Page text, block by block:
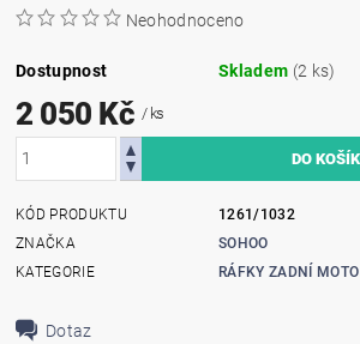
Neohodnoceno
Dostupnost Skladem (2 ks)
2 050 Kč / ks
KÓD PRODUKTU
1261/1032
ZNAČKA
SOHOO
KATEGORIE
RÁFKY ZADNÍ MOTO
Dotaz